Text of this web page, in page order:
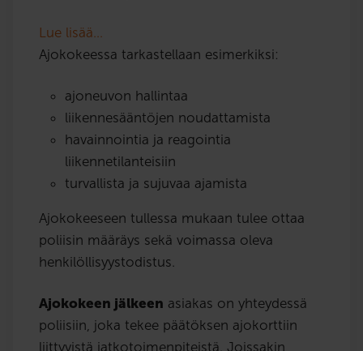
Lue lisää…
Ajokokeessa tarkastellaan esimerkiksi:
ajoneuvon hallintaa
liikennesääntöjen noudattamista
havainnointia ja reagointia
liikennetilanteisiin
turvallista ja sujuvaa ajamista
Ajokokeeseen tullessa mukaan tulee ottaa
poliisin määräys sekä voimassa oleva
henkilöllisyystodistus.
Ajokokeen jälkeen asiakas on yhteydessä
poliisiin, joka tekee päätöksen ajokorttiin
liittyvistä jatkotoimenpiteistä. Joissakin